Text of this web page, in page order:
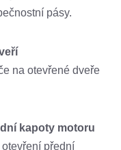
pásy.
na otevřené dveře
kapoty motoru
přední